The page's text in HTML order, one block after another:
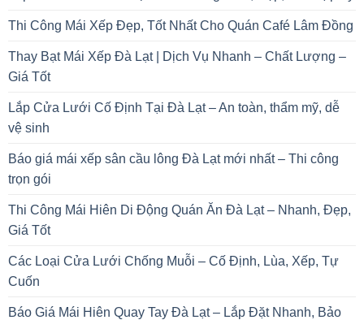
Thi Công Mái Xếp Đẹp, Tốt Nhất Cho Quán Café Lâm Đồng
Thay Bạt Mái Xếp Đà Lạt | Dịch Vụ Nhanh – Chất Lượng –
Giá Tốt
Lắp Cửa Lưới Cố Định Tại Đà Lạt – An toàn, thẩm mỹ, dễ
vệ sinh
Báo giá mái xếp sân cầu lông Đà Lạt mới nhất – Thi công
trọn gói
Thi Công Mái Hiên Di Động Quán Ăn Đà Lạt – Nhanh, Đẹp,
Giá Tốt
Các Loại Cửa Lưới Chống Muỗi – Cố Định, Lùa, Xếp, Tự
Cuốn
Báo Giá Mái Hiên Quay Tay Đà Lạt – Lắp Đặt Nhanh, Bảo